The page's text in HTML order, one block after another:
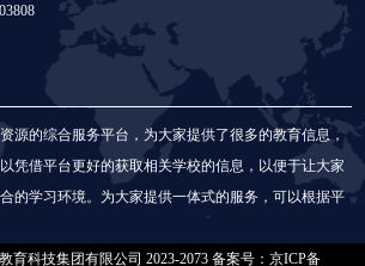
源的综合服务平台，为大家提供了很多的教育信息，
凭借平台更好的获取相关学校的信息，以便于让大家
的学习环境。为大家提供一体式的服务，可以根据平
育科技集团有限公司 2023-2073 备案号：京ICP备